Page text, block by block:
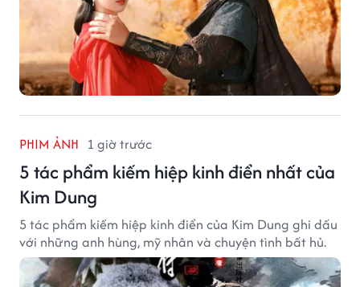
PHIM ẢNH 1 giờ trước
5 tác phẩm kiếm hiệp kinh điển nhất của
Kim Dung
5 tác phẩm kiếm hiệp kinh điển của Kim Dung ghi dấu
với những anh hùng, mỹ nhân và chuyện tình bất hủ.